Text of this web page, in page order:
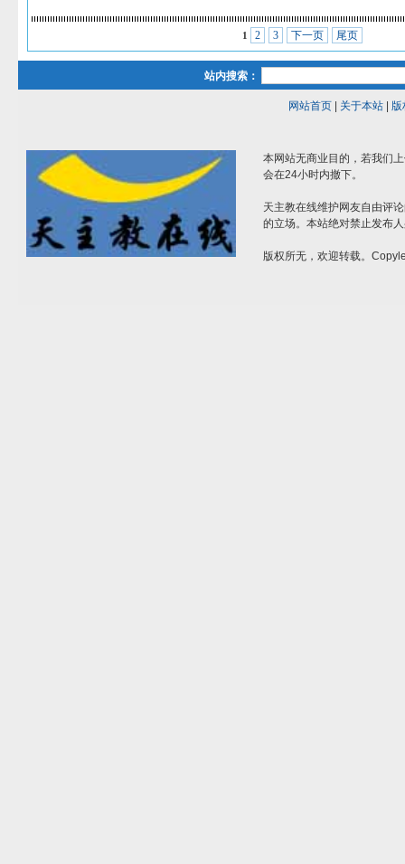
1 2 3 下一页 尾页
站内搜索：
网站首页| 关于本站| 版
本网站无商业目的，若我们
会在24小时内撤下。
天主教在线维护网友自由评
的立场。本站绝对禁止发布
版权所无，欢迎转载。